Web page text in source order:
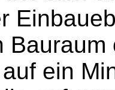
ein